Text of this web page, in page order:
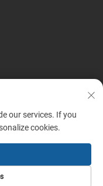
CHINA
Ltd. All Rights Reserved |
our services. If you
cookies.